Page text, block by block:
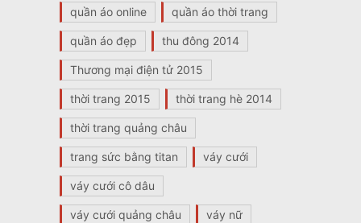
quần áo online quần áo thời trang
quần áo đẹp thu đông 2014
Thương mại điện tử 2015
thời trang 2015 thời trang hè 2014
thời trang quảng châu
trang sức bằng titan váy cưới
váy cưới cô dâu
váy cưới quảng châu váy nữ